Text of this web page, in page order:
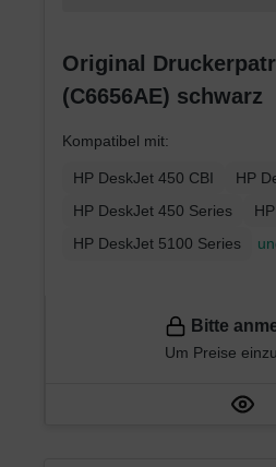
Original
(C6656AE) schwarz
Kompatibel mit:
HP DeskJet 450 CBI
HP
HP DeskJet 450 Series
HP DeskJet 5100 Series
Bitte
Um Preise